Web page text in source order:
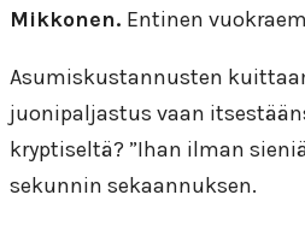
Mikkonen. Entinen
Asumiskustannusten
juonipaljastus vaan
kryptiseltä? ”Ihan ilman
sekunnin sekaannuksen.